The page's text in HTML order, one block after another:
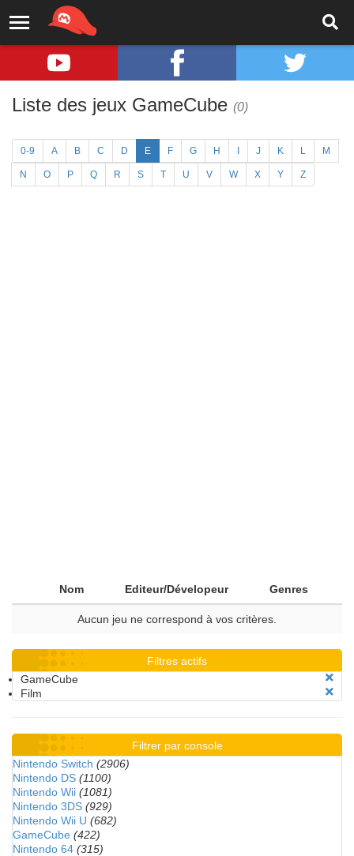
Liste des jeux GameCube (0)
0-9 A B C D E F G H J K L M
N O P Q R S T U V W X Y Z
Nom Editeur/Dévelopeur Genres
Aucun jeu ne correspond à vos critères.
Filtres actifs
GameCube
Film
Filtrer par console
Nintendo Switch (2906)
Nintendo DS (1100)
Nintendo Wii (1081)
Nintendo 3DS (929)
Nintendo Wii U (682)
GameCube (422)
Nintendo 64 (315)